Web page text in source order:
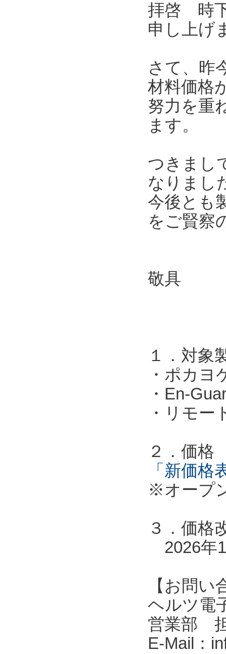
拝啓 時
申し上げ
さて、昨
材料価格
努力を重
ます。
つきまし
なりまし
今後とも
をご賢察
敬具
１．対象
・ポカヨ
・En-
・リモー
２．価格
「新価
※オープ
３．価格
2026年
【お問い
ヘルツ電
営業部
E-Mail：